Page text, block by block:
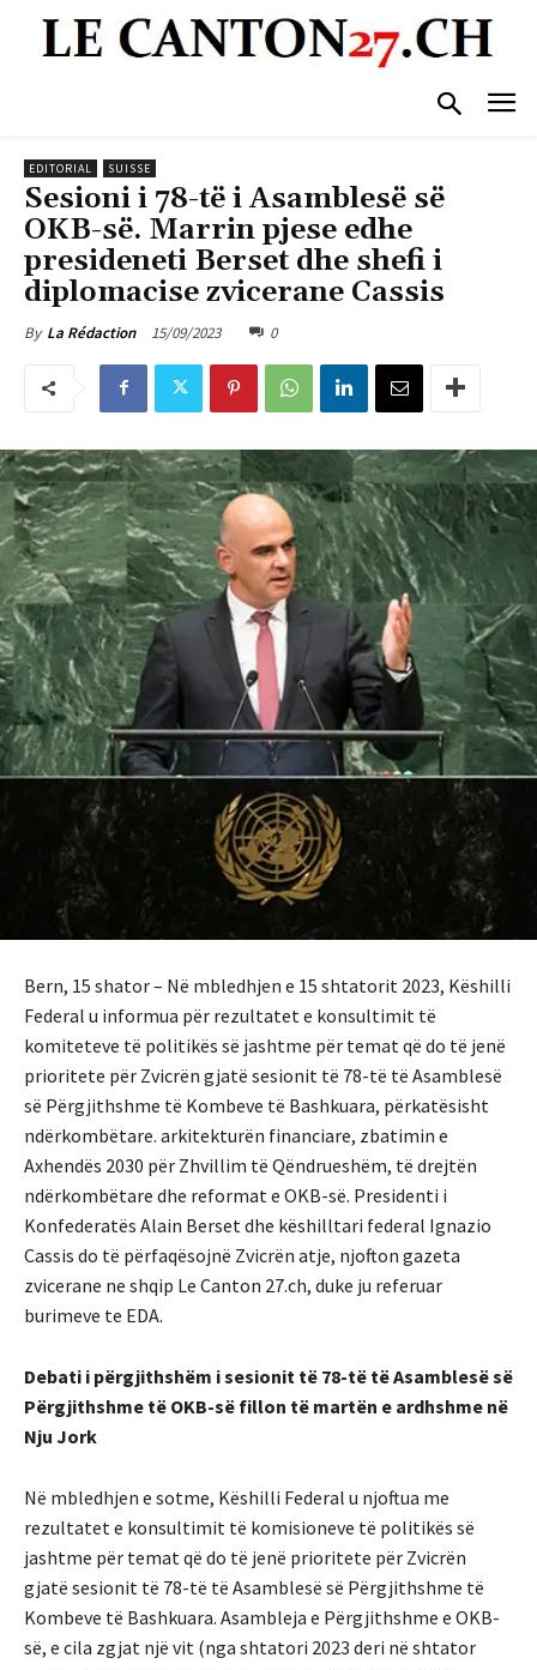
EDITORIAL SUISSE
Sesioni i 78-të i Asamblesë së
OKB-së. Marrin pjese edhe
presideneti Berset dhe shefi i
diplomacise zvicerane Cassis
By La Rédaction 15/09/2023 0
Bern, 15 shator – Në mbledhjen e 15 shtatorit 2023, Këshilli
Federal u informua për rezultatet e konsultimit të
komiteteve të politikës së jashtme për temat që do të jenë
prioritete për Zvicrën gjatë sesionit të 78-të të Asamblesë
së Përgjithshme të Kombeve të Bashkuara, përkatësisht
ndërkombëtare. arkitekturën financiare, zbatimin e
Axhendës 2030 për Zhvillim të Qëndrueshëm, të drejtën
ndërkombëtare dhe reformat e OKB-së. Presidenti i
Konfederatës Alain Berset dhe këshilltari federal Ignazio
Cassis do të përfaqësojnë Zvicrën atje, njofton gazeta
zvicerane ne shqip Le Canton 27.ch, duke ju referuar
burimeve te EDA.
Debati i përgjithshëm i sesionit të 78-të të Asamblesë së
Përgjithshme të OKB-së fillon të martën e ardhshme në
Nju Jork
Në mbledhjen e sotme, Këshilli Federal u njoftua me
rezultatet e konsultimit të komisioneve të politikës së
jashtme për temat që do të jenë prioritete për Zvicrën
gjatë sesionit të 78-të të Asamblesë së Përgjithshme të
Kombeve të Bashkuara. Asambleja e Përgjithshme e OKB-
së, e cila zgjat një vit (nga shtatori 2023 deri në shtator